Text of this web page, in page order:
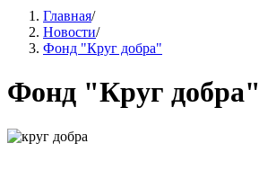
Главная/
Новости/
Фонд "Круг добра"
Фонд "Круг добра"